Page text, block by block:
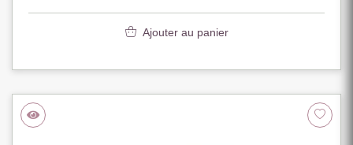
Ajouter au panier